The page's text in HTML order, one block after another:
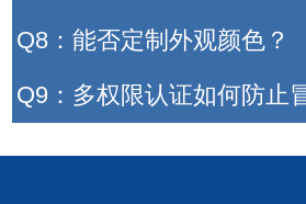
Q8：能否定制外观颜色？
Q9：多权限认证如何防止